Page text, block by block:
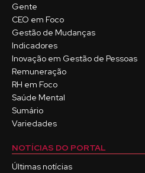
Gente
CEO em Foco
Gestão de Mudanças
Indicadores
Inovação em Gestão de Pessoas
Remuneração
RH em Foco
Saúde Mental
Sumário
Variedades
NOTÍCIAS DO PORTAL
Últimas notícias